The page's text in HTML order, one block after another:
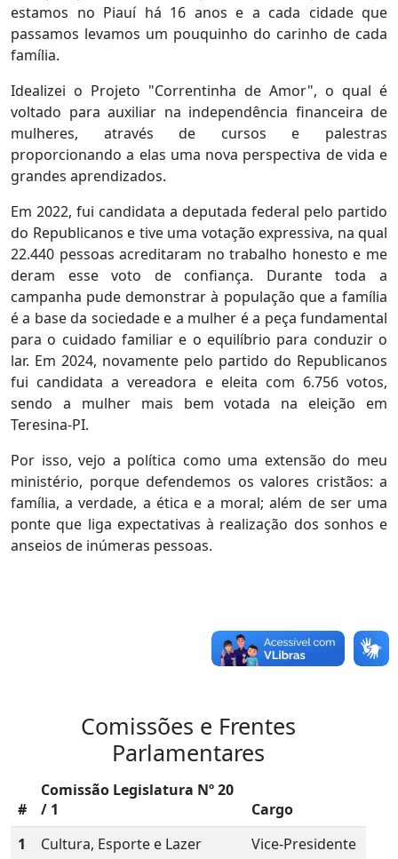
estamos no Piauí há 16 anos e a cada cidade que
passamos levamos um pouquinho do carinho de cada
família.
Idealizei o Projeto "Correntinha de Amor", o qual é
voltado para auxiliar na independência financeira de
mulheres, através de cursos e palestras
proporcionando a elas uma nova perspectiva de vida e
grandes aprendizados.
Em 2022, fui candidata a deputada federal pelo partido
do Republicanos e tive uma votação expressiva, na qual
22.440 pessoas acreditaram no trabalho honesto e me
deram esse voto de confiança. Durante toda a
campanha pude demonstrar à população que a família
é a base da sociedade e a mulher é a peça fundamental
para o cuidado familiar e o equilíbrio para conduzir o
lar. Em 2024, novamente pelo partido do Republicanos
fui candidata a vereadora e eleita com 6.756 votos,
sendo a mulher mais bem votada na eleição em
Teresina-PI.
Por isso, vejo a política como uma extensão do meu
ministério, porque defendemos os valores cristãos: a
família, a verdade, a ética e a moral; além de ser uma
ponte que liga expectativas à realização dos sonhos e
anseios de inúmeras pessoas.
Comissões e Frentes
Parlamentares
#
Comissão Legislatura Nº 20
/ 1
Cargo
1
Cultura, Esporte e Lazer Vice-Presidente